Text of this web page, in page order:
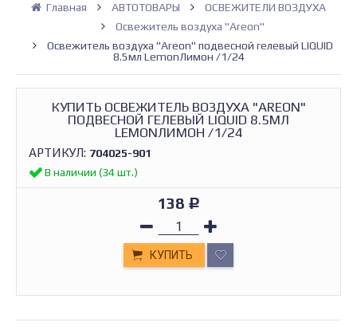
Главная АВТОТОВАРЫ
ОСВЕЖИТЕЛИ ВОЗДУХА
Освежитель воздуха "Areon"
Освежитель воздуха "Аreon" подвесной гелевый LIQUID
8.5мл LemonЛимон /1/24
КУПИТЬ ОСВЕЖИТЕЛЬ ВОЗДУХА "АREON"
ПОДВЕСНОЙ ГЕЛЕВЫЙ LIQUID 8.5МЛ
LEMONЛИМОН /1/24
АРТИКУЛ: 704025-901
В наличии (34 шт.)
138 Р
КУПИТЬ